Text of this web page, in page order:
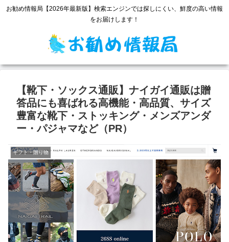
お勧め情報局【2026年最新版】検索エンジンでは探しにくい、鮮度の高い情報
をお届けします！
【靴下・ソックス通販】ナイガイ通販は贈
答品にも喜ばれる高機能・高品質、サイズ
豊富な靴下・ストッキング・メンズアンダ
ー・パジャマなど（PR）
ギフト・贈り物